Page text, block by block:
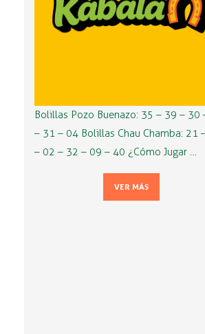
Bolillas Pozo Buenazo: 35 – 39 – 30
– 31 – 04 Bolillas Chau Chamba: 21
– 02 – 32 – 09 – 40 ¿Cómo Jugar …
VER MÁS